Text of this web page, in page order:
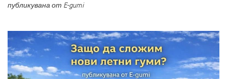
публикувана от E-gumi